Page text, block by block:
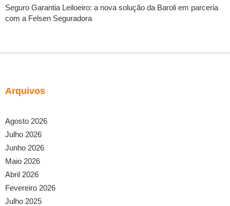
Seguro Garantia Leiloeiro: a nova solução da Baroli em parceria
com a Felsen Seguradora
Arquivos
Agosto 2026
Julho 2026
Junho 2026
Maio 2026
Abril 2026
Fevereiro 2026
Julho 2025